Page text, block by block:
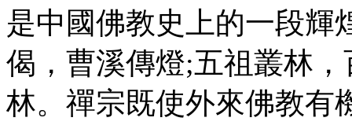
是中國佛教史上的一段輝
偈，曹溪傳燈;五祖叢林
林。禪宗既使外來佛教有